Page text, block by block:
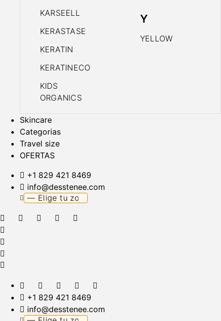
KARSEELL
KERASTASE
KERATIN
KERATINECO
KIDS
ORGANICS
Y
YELLOW
Skincare
Categorias
Travel size
OFERTAS
+1 829 421 8469
info@desstenee.com
+1 829 421 8469
info@desstenee.com